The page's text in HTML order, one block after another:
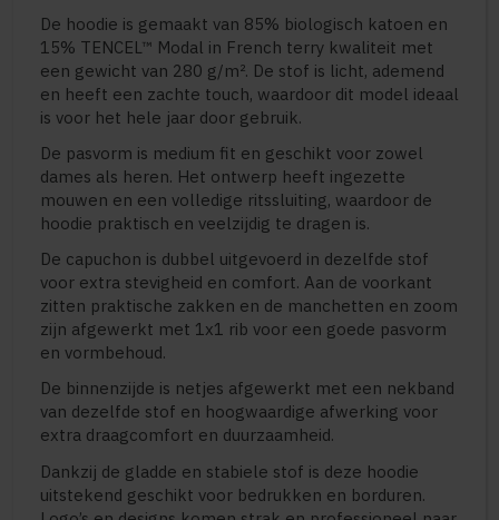
De hoodie is gemaakt van 85% biologisch katoen en
15% TENCEL™ Modal in French terry kwaliteit met
een gewicht van 280 g/m². De stof is licht, ademend
en heeft een zachte touch, waardoor dit model ideaal
is voor het hele jaar door gebruik.
De pasvorm is medium fit en geschikt voor zowel
dames als heren. Het ontwerp heeft ingezette
mouwen en een volledige ritssluiting, waardoor de
hoodie praktisch en veelzijdig te dragen is.
De capuchon is dubbel uitgevoerd in dezelfde stof
voor extra stevigheid en comfort. Aan de voorkant
zitten praktische zakken en de manchetten en zoom
zijn afgewerkt met 1x1 rib voor een goede pasvorm
en vormbehoud.
De binnenzijde is netjes afgewerkt met een nekband
van dezelfde stof en hoogwaardige afwerking voor
extra draagcomfort en duurzaamheid.
Dankzij de gladde en stabiele stof is deze hoodie
uitstekend geschikt voor bedrukken en borduren.